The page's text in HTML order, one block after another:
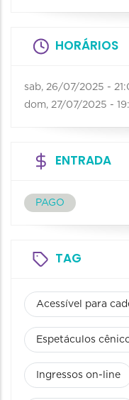
HORÁRIOS
sab, 26/07/2025 -
dom, 27/07/2025 -
ENTRADA
PAGO
TAG
Acessível para
Espetáculos
Ingressos on-line